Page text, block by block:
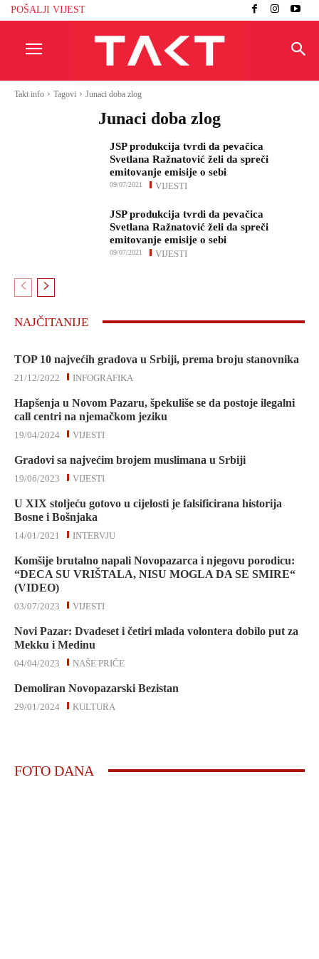
POŠALJI VIJEST
Takt info Tagovi Junaci doba zlog
Junaci doba zlog
JSP produkcija tvrdi da pevačica
Svetlana Ražnatović želi da spreči
emitovanje emisije o sebi
VIJESTI
09/07/2021
JSP produkcija tvrdi da pevačica
Svetlana Ražnatović želi da spreči
emitovanje emisije o sebi
VIJESTI
09/07/2021
NAJČITANIJE
TOP 10 najvećih gradova u Srbiji, prema broju stanovnika
INFOGRAFIKA
21/12/2022
Hapšenja u Novom Pazaru, špekuliše se da postoje ilegalni
call centri na njemačkom jeziku
VIJESTI
19/04/2024
Gradovi sa najvećim brojem muslimana u Srbiji
VIJESTI
19/06/2023
U XIX stoljeću gotovo u cijelosti je falsificirana historija
Bosne i Bošnjaka
INTERVJU
14/01/2021
Komšije brutalno napali Novopazarca i njegovu porodicu:
“DECA SU VRIŠTALA, NISU MOGLA DA SE SMIRE“
(VIDEO)
VIJESTI
03/07/2023
Novi Pazar: Dvadeset i četiri mlada volontera dobilo put za
Mekku i Medinu
NAŠE PRIČE
04/04/2023
Demoliran Novopazarski Bezistan
KULTURA
29/01/2024
FOTO DANA